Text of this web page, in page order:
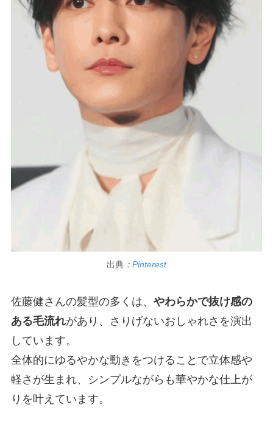
出典 ： Pinterest
佐藤健さんの髪型の多くは、 やわらかで抜け感の
ある毛流れがあり、さりげないおしゃれさを演出
しています。
全体的にゆるやかな動きをつけることで立体感や
軽さが生まれ、シンプルながらも華やかな仕上が
りを叶えています。